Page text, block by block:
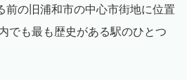
前の旧浦和市の中心市街地に位置
でも最も歴史がある駅のひとつ